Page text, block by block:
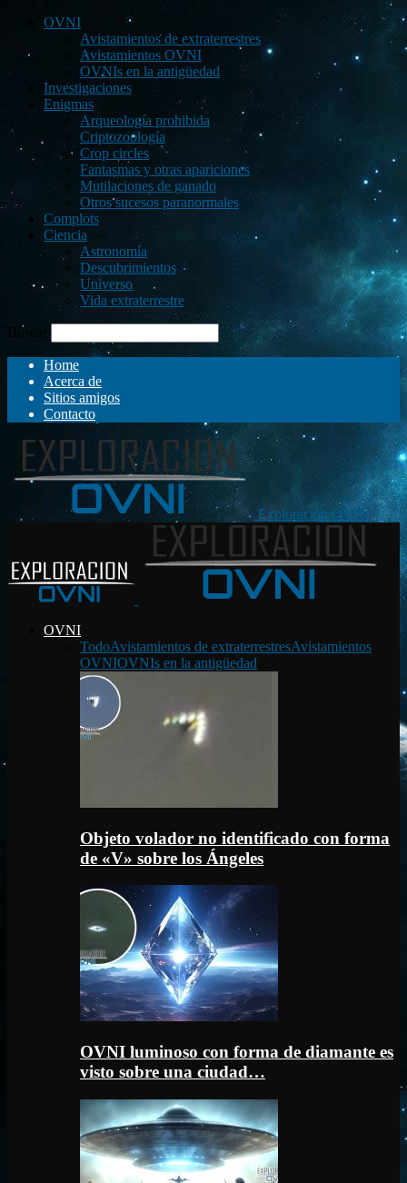
OVNI
Avistamientos de extraterrestres
Avistamientos OVNI
OVNIs en la antigüedad
Investigaciones
Enigmas
Arqueología prohibida
Criptozoología
Crop circles
Fantasmas y otras apariciones
Mutilaciones de ganado
Otros sucesos paranormales
Complots
Ciencia
Astronomía
Descubrimientos
Universo
Vida extraterrestre
Buscar
Home
Acerca de
Sitios amigos
Contacto
Exploración OVNI
OVNI
TodoAvistamientos de extraterrestresAvistamientos
OVNIOVNIs en la antigüedad
Objeto volador no identificado con forma
de «V» sobre los Ángeles
OVNI luminoso con forma de diamante es
visto sobre una ciudad…